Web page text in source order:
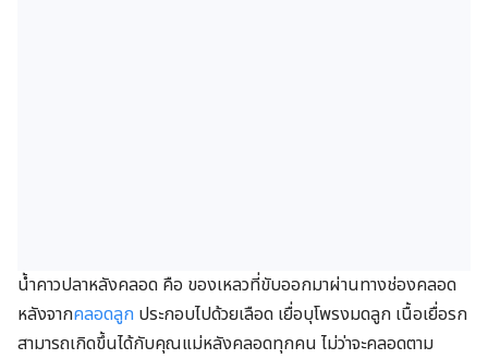
น้ำคาวปลาหลังคลอด คือ ของเหลวที่ขับออกมาผ่านทางช่องคลอด
หลังจากคลอดลูก ประกอบไปด้วยเลือด เยื่อบุโพรงมดลูก เนื้อเยื่อรก
สามารถเกิดขึ้นได้กับคุณแม่หลังคลอดทุกคน ไม่ว่าจะคลอดตาม